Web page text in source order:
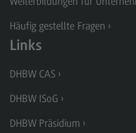
Häufig gestellte Fragen
Links
DHBW CAS
DHBW ISoG
DHBW Präsidium